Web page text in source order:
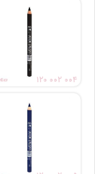
۱۲۰ ۰۰۲ ۰۰۴